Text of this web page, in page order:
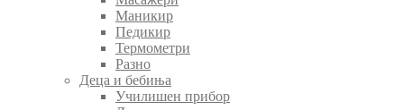
Маникир
Педикир
Термометри
Разно
Деца и бебиња
Училишен прибор